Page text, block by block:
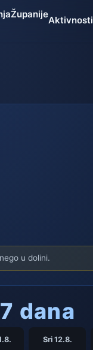
Županije
Aktivnosti
u dolini.
dana
Sri 12.8.